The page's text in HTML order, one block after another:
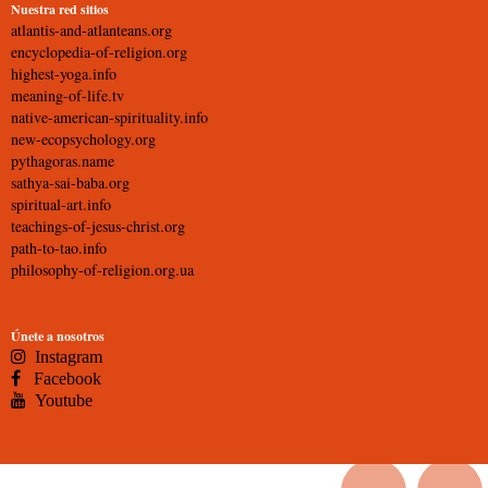
Nuestra red sitios
atlantis-and-atlanteans.org
encyclopedia-of-religion.org
highest-yoga.info
meaning-of-life.tv
native-american-spirituality.info
new-ecopsychology.org
pythagoras.name
sathya-sai-baba.org
spiritual-art.info
teachings-of-jesus-christ.org
path-to-tao.info
philosophy-of-religion.org.ua
Únete a nosotros
Instagram
Facebook
Youtube